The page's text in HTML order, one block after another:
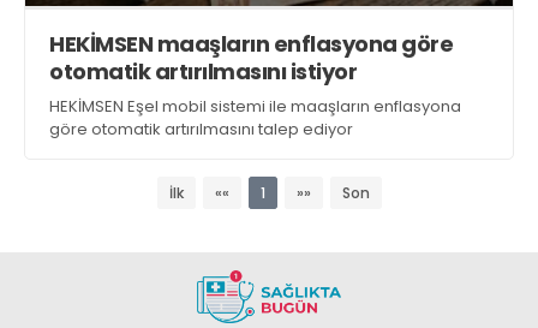
HEKİMSEN maaşların enflasyona göre
otomatik artırılmasını istiyor
HEKİMSEN Eşel mobil sistemi ile maaşların enflasyona
göre otomatik artırılmasını talep ediyor
İlk «« 1 »» Son